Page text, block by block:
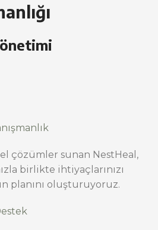
çözümler sunan NestHeal,
birlikte ihtiyaçlarınızı
planını oluşturuyoruz.